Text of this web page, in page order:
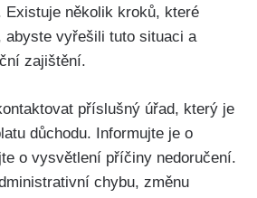
Existuje několik kroků, které
abyste vyřešili tuto situaci a
zajištění.
příslušný úřad, který je
důchodu. Informujte je o
o vysvětlení příčiny nedoručení.
chybu, změnu